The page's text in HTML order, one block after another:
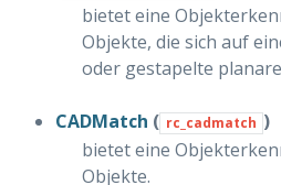
bietet eine
Objekte, die sich auf
oder gestapelte
CADMatch ( rc_cadmatch )
bietet eine
Objekte.